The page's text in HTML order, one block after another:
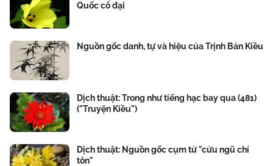
Quốc cổ đại
Nguồn gốc danh, tự và hiệu của Trịnh Bản Kiều
Dịch thuật: Trong như tiếng hạc bay qua (481)
("Truyện Kiều")
Dịch thuật: Nguồn gốc cụm từ "cửu ngũ chí
tôn"